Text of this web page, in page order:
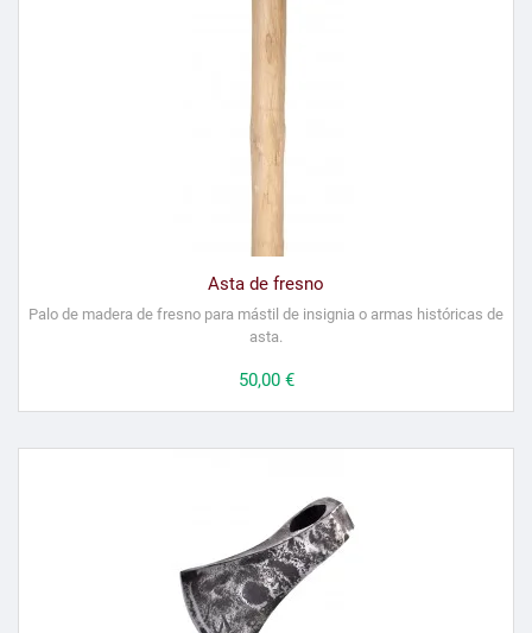
Asta de fresno
Palo de madera de fresno para mástil de insignia o armas históricas de
asta.
Precio
50,00 €